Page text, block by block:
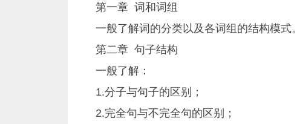
第一章 词和词组
一般了解词的分类以及各词组的结构模式。
第二章 句子结构
一般了解：
1.分子与句子的区别；
2.完全句与不完全句的区别；